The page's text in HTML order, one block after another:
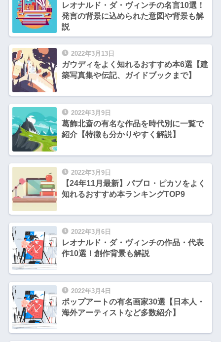
レオナルド・ダ・ヴィンチの名言10選！
発言の背景に込められた意図や背景も解
説
2022年3月13日
ガウディをよく知れるおすすめ本6選【建
築写真集や伝記、ガイドブックまで】
2022年3月9日
葛飾北斎の有名な作品を時代別に一覧で
紹介【特徴も分かりやすく解説】
2022年3月9日
【24年11月最新】パブロ・ピカソをよく
知れるおすすめ本ランキングTOP9
2022年3月6日
レオナルド・ダ・ヴィンチの作品・代表
作10選！創作背景も解説
2022年3月4日
ポップアートの有名画家30選【日本人・
海外アーティストなど多数紹介】